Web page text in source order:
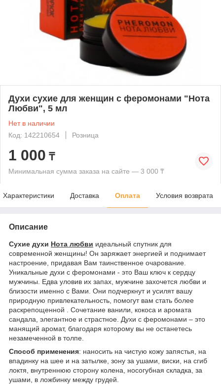
Духи сухие для женщин с феромонами "Нота
Любви", 5 мл
Нет в наличии
Код: 142210654
Розница
1 000 ₸
Минимальная сумма заказа на сайте — 3 000 ₸
Характеристики Доставка Оплата Условия возврата
Описание
Сухие духи Нота любви идеальный спутник для
современной женщины! Он заряжает энергией и поднимает
настроение, придавая Вам таинственное очарование.
Уникальные духи с феромонами - это Ваш ключ к сердцу
мужчины. Едва уловив их запах, мужчине захочется любви и
близости именно с Вами. Они подчеркнут и усилят вашу
природную привлекательность, помогут вам стать более
раскрепощенной . Сочетание ванили, кокоса и аромата
сандала, элегантное и страстное. Духи с феромонами – это
манящий аромат, благодаря которому вы не останетесь
незамеченной в толпе.
Способ применения: наносить на чистую кожу запястья, на
впадинку на шее и на затылке, зону за ушами, виски, на сгиб
локтя, внутреннюю сторону колена, носогубная складка, за
ушами, в ложбинку между грудей.